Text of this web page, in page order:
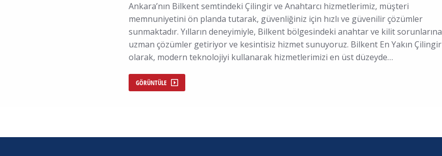
Ankara’nın Bilkent semtindeki Çilingir ve Anahtarcı hizmetlerimiz, müşteri
memnuniyetini ön planda tutarak, güvenliğiniz için hızlı ve güvenilir çözümler
sunmaktadır. Yılların deneyimiyle, Bilkent bölgesindeki anahtar ve kilit sorunlarına
uzman çözümler getiriyor ve kesintisiz hizmet sunuyoruz. Bilkent En Yakın Çilingir
olarak, modern teknolojiyi kullanarak hizmetlerimizi en üst düzeyde…
GÖRÜNTÜLE